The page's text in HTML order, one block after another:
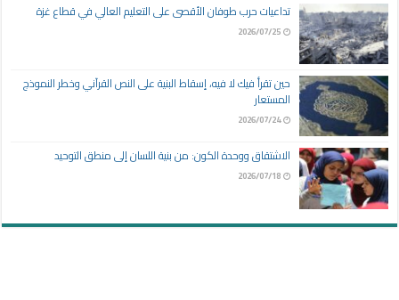
تداعيات حرب طوفان الأقصى على التعليم العالي في قطاع غزة
2026/07/25
حين تقرأ فيك لا فيه، إسقاط البنية على النص القرآني وخطر النموذج
المستعار
2026/07/24
الاشتقاق ووحدة الكون: من بنية اللسان إلى منطق التوحيد
2026/07/18